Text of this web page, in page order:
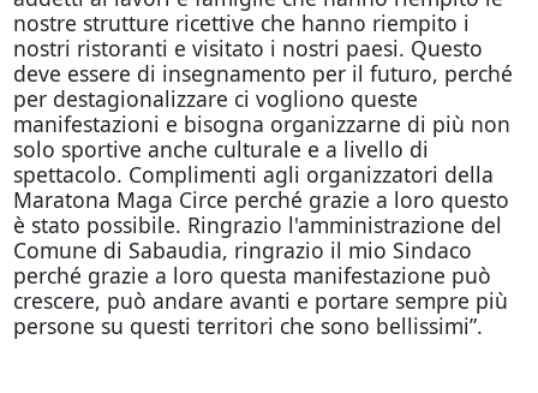
nostre strutture ricettive che hanno riempito i
nostri ristoranti e visitato i nostri paesi. Questo
deve essere di insegnamento per il futuro, perché
per destagionalizzare ci vogliono queste
manifestazioni e bisogna organizzarne di più non
solo sportive anche culturale e a livello di
spettacolo. Complimenti agli organizzatori della
Maratona Maga Circe perché grazie a loro questo
è stato possibile. Ringrazio l'amministrazione del
Comune di Sabaudia, ringrazio il mio Sindaco
perché grazie a loro questa manifestazione può
crescere, può andare avanti e portare sempre più
persone su questi territori che sono bellissimi”.